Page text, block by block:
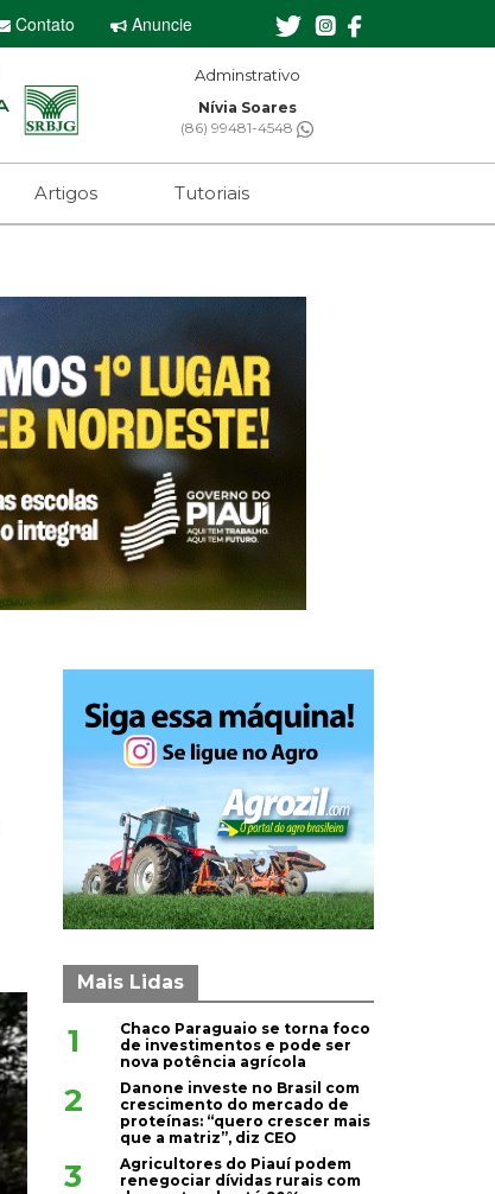
Contato Anuncie
Adminstrativo
Nívia Soares
(86) 99481-4548
Artigos Tutoriais
Mais Lidas
1
Chaco Paraguaio se torna foco
de investimentos e pode ser
nova potência agrícola
2
Danone investe no Brasil com
crescimento do mercado de
proteínas: “quero crescer mais
que a matriz”, diz CEO
3
Agricultores do Piauí podem
renegociar dívidas rurais com